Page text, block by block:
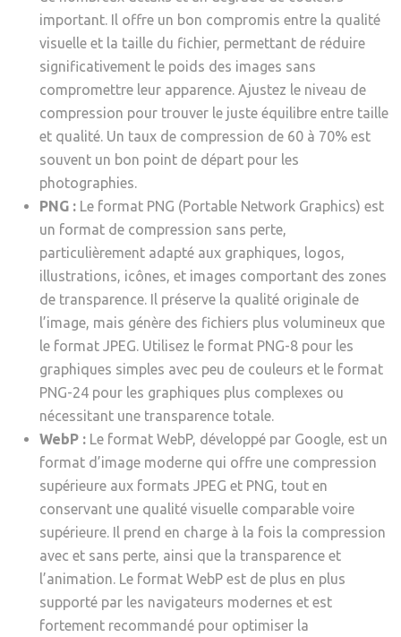
important. Il offre un bon compromis entre la qualité
visuelle et la taille du fichier, permettant de réduire
significativement le poids des images sans
compromettre leur apparence. Ajustez le niveau de
compression pour trouver le juste équilibre entre taille
et qualité. Un taux de compression de 60 à 70% est
souvent un bon point de départ pour les
photographies.
PNG : Le format PNG (Portable Network Graphics) est
un format de compression sans perte,
particulièrement adapté aux graphiques, logos,
illustrations, icônes, et images comportant des zones
de transparence. Il préserve la qualité originale de
l’image, mais génère des fichiers plus volumineux que
le format JPEG. Utilisez le format PNG-8 pour les
graphiques simples avec peu de couleurs et le format
PNG-24 pour les graphiques plus complexes ou
nécessitant une transparence totale.
WebP : Le format WebP, développé par Google, est un
format d’image moderne qui offre une compression
supérieure aux formats JPEG et PNG, tout en
conservant une qualité visuelle comparable voire
supérieure. Il prend en charge à la fois la compression
avec et sans perte, ainsi que la transparence et
l’animation. Le format WebP est de plus en plus
supporté par les navigateurs modernes et est
fortement recommandé pour optimiser la